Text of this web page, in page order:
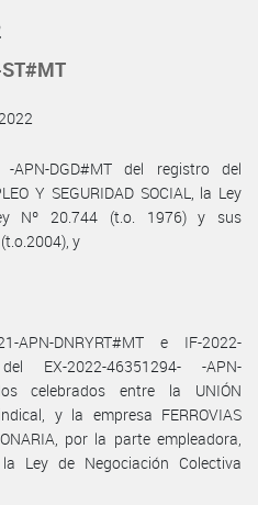
-APN-DGD#MT del registro del
Y SEGURIDAD SOCIAL, la Ley
Nº 20.744 (t.o. 1976) y sus
y
APN-DNRYRT#MT e IF-2022-
del EX-2022-46351294- -APN-
celebrados entre la UNIÓN
y la empresa FERROVIAS
por la parte empleadora,
Ley de Negociación Colectiva